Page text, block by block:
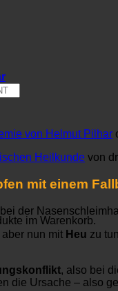
im Warenkorb.
von Helmut Pilhar
Heilkunde von
mit einem
der
nun mit Heu zu
, also bei
die Ursache – also